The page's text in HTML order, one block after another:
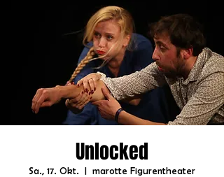
Unlocked
Sa., 17. Okt. marotte Figurentheater